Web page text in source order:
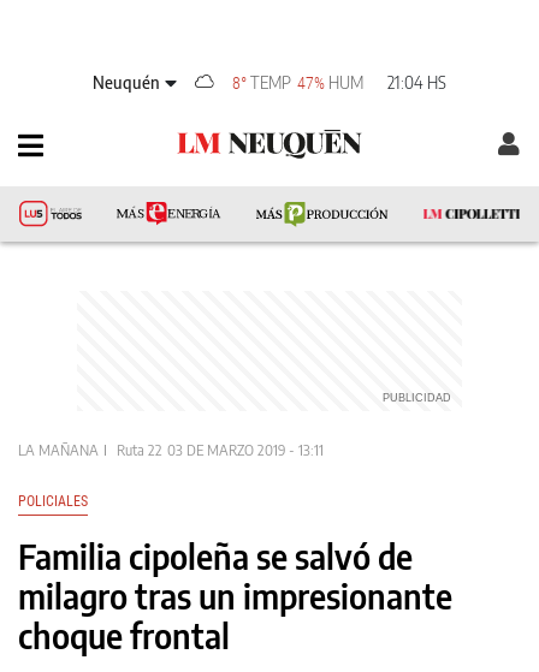
Neuquén 8°TEMP 47% HUM 21:04 HS
LA MAÑANA Ruta 22 03 DE MARZO 2019 - 13:11
POLICIALES
Familia cipoleña se salvó de
milagro tras un impresionante
choque frontal